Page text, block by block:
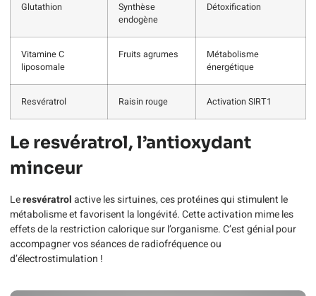
Glutathion
Synthèse
endogène
Détoxification
Vitamine C
liposomale
Fruits agrumes
Métabolisme
énergétique
Resvératrol Raisin rouge Activation SIRT1
Le resvératrol, l’antioxydant
minceur
Leresvératrolactive les sirtuines, ces protéines qui stimulent le
métabolisme et favorisent la longévité. Cette activation mime les
effets de la restriction calorique sur l’organisme. C’est génial pour
accompagner vos séances de radiofréquence ou
d’électrostimulation !